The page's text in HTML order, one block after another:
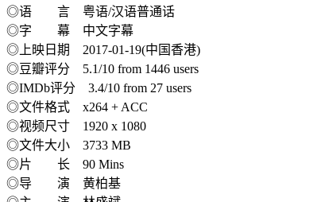
◎语 言 粤语/汉语普通话
◎字 幕 中文字幕
◎上映日期 2017-01-19(中国香港)
◎豆瓣评分 5.1/10 from 1446 users
◎IMDb评分 3.4/10 from 27 users
◎文件格式 x264 + ACC
◎视频尺寸 1920 x 1080
◎文件大小 3733 MB
◎片 长 90 Mins
◎导 演 黄柏基